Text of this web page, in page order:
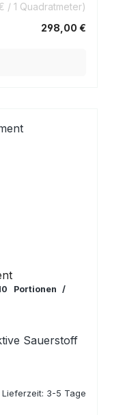
/ 1 Quadratmeter)
298,00 €
Portionen /
Sauerstoff
3-5 Tage